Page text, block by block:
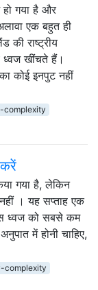
गया है और
एक बहुत ही
राष्ट्रीय
ध्वज खींचते हैं।
कोई इनपुट नहीं
complexity
करें
गया है, लेकिन
। यह सप्ताह एक
ध्वज को सबसे कम
में होनी चाहिए,
complexity